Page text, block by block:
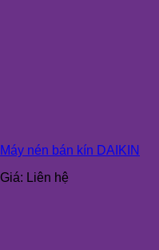
Máy nén bán kín DAIKIN
Giá: Liên hệ